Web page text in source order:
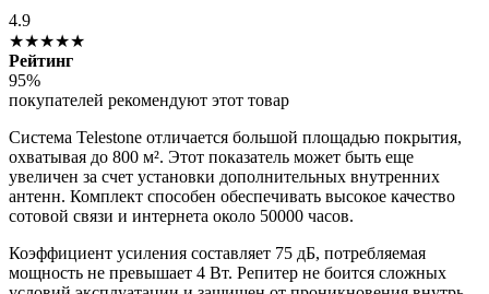
4.9
★★★★★
Рейтинг
95%
покупателей рекомендуют этот товар
Система Telestone отличается большой площадью покрытия,
охватывая до 800 м². Этот показатель может быть еще
увеличен за счет установки дополнительных внутренних
антенн. Комплект способен обеспечивать высокое качество
сотовой связи и интернета около 50000 часов.
Коэффициент усиления составляет 75 дБ, потребляемая
мощность не превышает 4 Вт. Репитер не боится сложных